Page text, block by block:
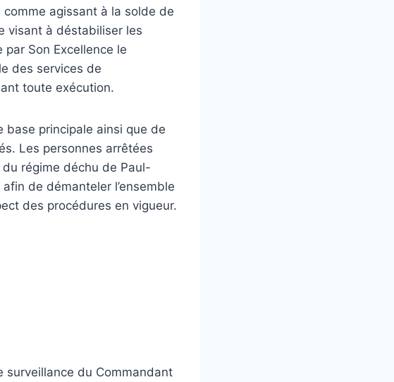
agissant à la solde de
visant à déstabiliser les
Son Excellence le
des services de
toute exécution.
base principale ainsi que de
Les personnes arrêtées
régime déchu de Paul-
de démanteler l’ensemble
des procédures en vigueur.
surveillance du Commandant